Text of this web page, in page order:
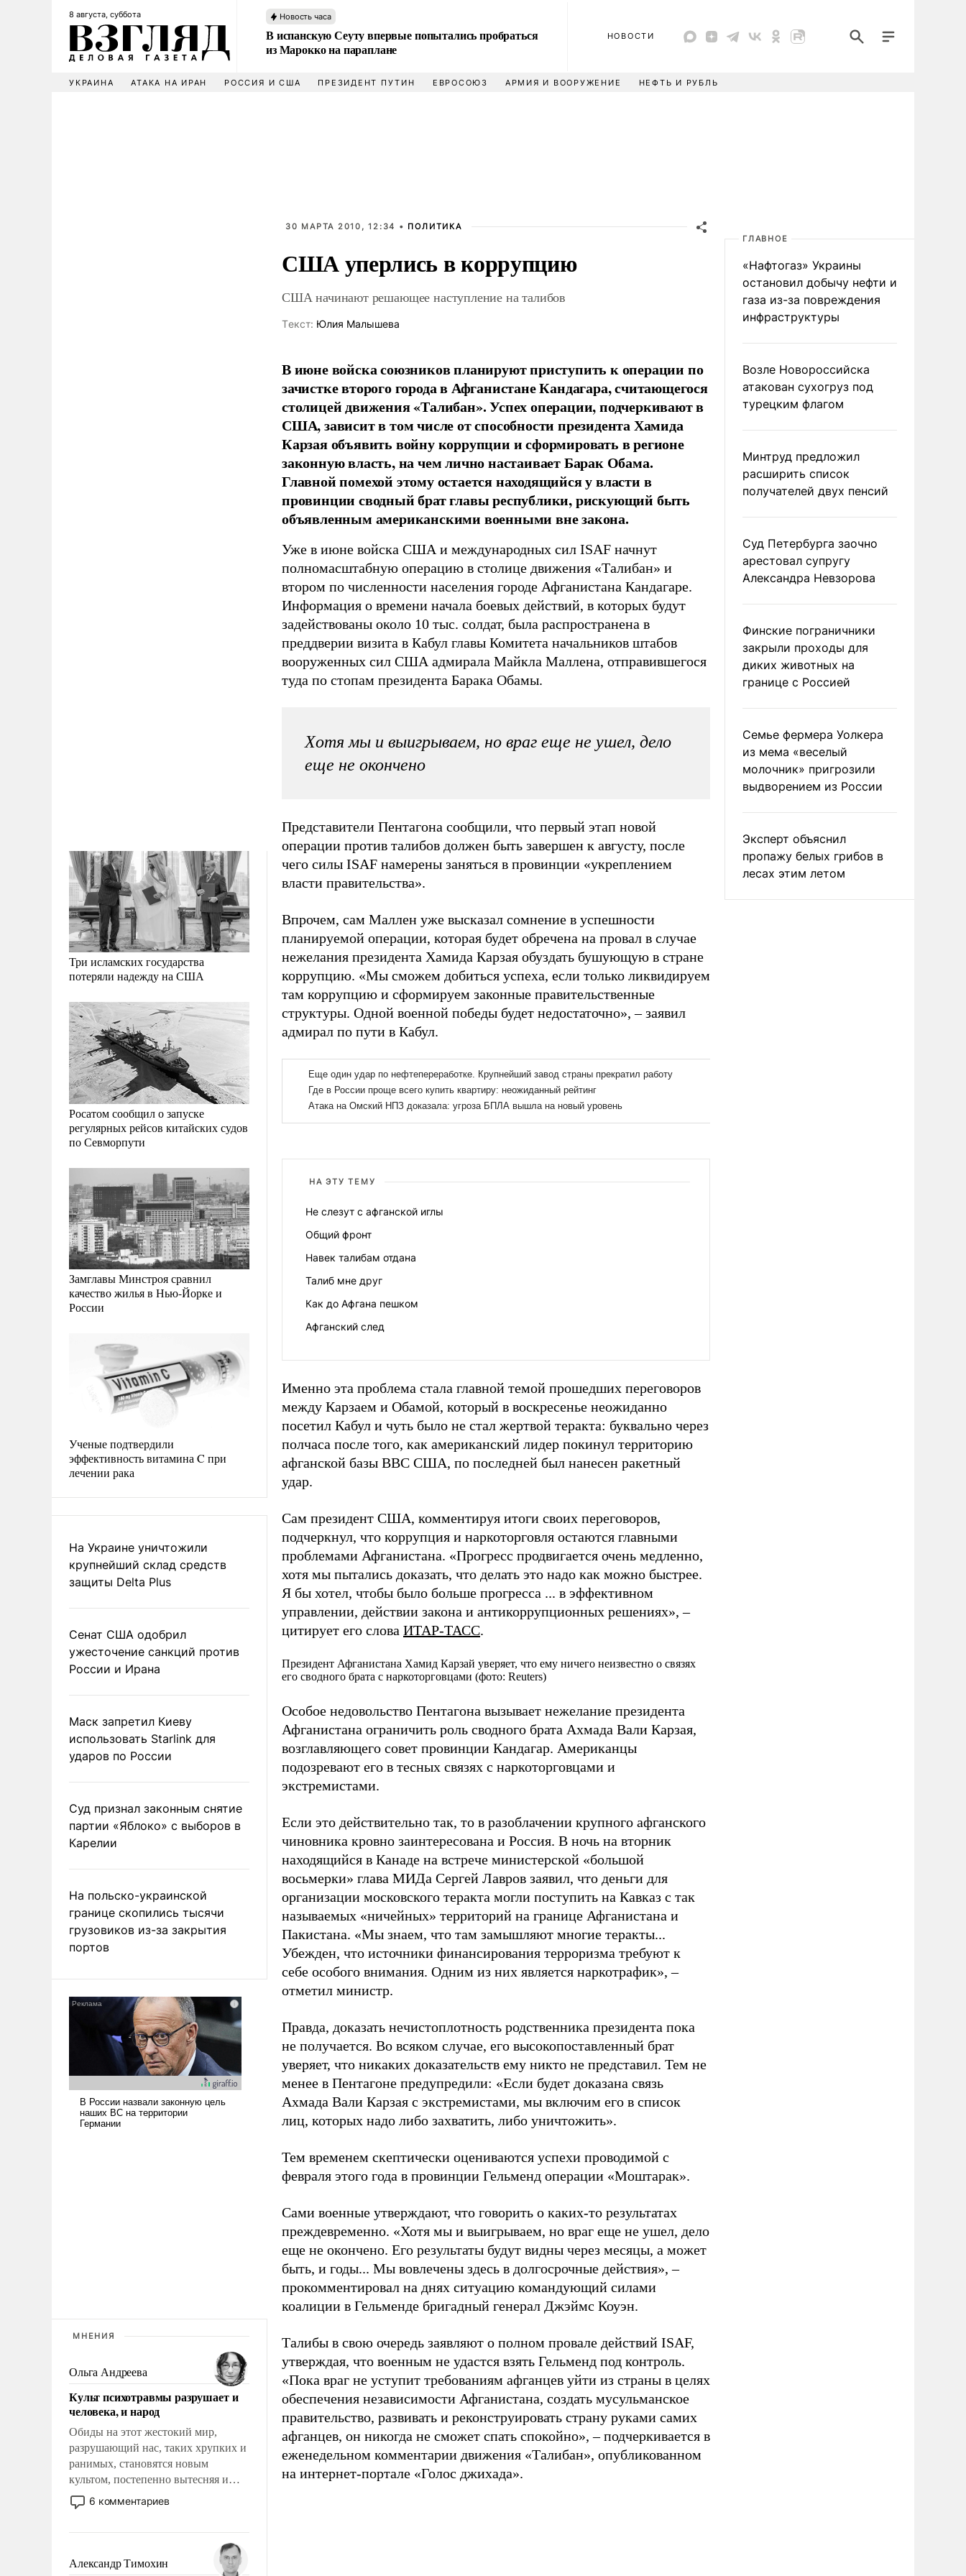
8 августа, суббота Новость часа
В испанскую Сеуту впервые попытались пробраться
из Марокко на параплане
НОВОСТИ
УКРАИНА АТАКА НА ИРАН РОССИЯ И США ПРЕЗИДЕНТ ПУТИН ЕВРОСОЮЗ АРМИЯ И ВООРУЖЕНИЕ НЕФТЬ И РУБЛЬ
Три исламских государства
потеряли надежду на США
Росатом сообщил о запуске
регулярных рейсов китайских судов
по Севморпути
Замглавы Минстроя сравнил
качество жилья в Нью-Йорке и
России
Ученые подтвердили
эффективность витамина C при
лечении рака
На Украине уничтожили
крупнейший склад средств
защиты Delta Plus
Сенат США одобрил
ужесточение санкций против
России и Ирана
Маск запретил Киеву
использовать Starlink для
ударов по России
Суд признал законным снятие
партии «Яблоко» с выборов в
Карелии
На польско-украинской
границе скопились тысячи
грузовиков из-за закрытия
портов
МНЕНИЯ
Ольга Андреева
Культ психотравмы разрушает и
человека, и народ
Обиды на этот жестокий мир,
разрушающий нас, таких хрупких и
ранимых, становятся новым
культом, постепенно вытесняя и
отменяя традиционное требование к
человеку – быть мужественным и
на себя ответственность, помогать
слабым, идти вперед и
6 комментариев
Александр Тимохин
30 МАРТА 2010, 12:34 • ПОЛИТИКА
США уперлись в коррупцию
США начинают решающее наступление на талибов
Tекст: Юлия Малышева
В июне войска союзников планируют приступить к операции по
зачистке второго города в Афганистане Кандагара, считающегося
столицей движения «Талибан». Успех операции, подчеркивают в
США, зависит в том числе от способности президента Хамида
Карзая объявить войну коррупции и сформировать в регионе
законную власть, на чем лично настаивает Барак Обама.
Главной помехой этому остается находящийся у власти в
провинции сводный брат главы республики, рискующий быть
объявленным американскими военными вне закона.
Уже в июне войска США и международных сил ISAF начнут
полномасштабную операцию в столице движения «Талибан» и
втором по численности населения городе Афганистана Кандагаре.
Информация о времени начала боевых действий, в которых будут
задействованы около 10 тыс. солдат, была распространена в
преддверии визита в Кабул главы Комитета начальников штабов
вооруженных сил США адмирала Майкла Маллена, отправившегося
туда по стопам президента Барака Обамы.
Хотя мы и выигрываем, но враг еще не ушел, дело
еще не окончено
Представители Пентагона сообщили, что первый этап новой
операции против талибов должен быть завершен к августу, после
чего силы ISAF намерены заняться в провинции «укреплением
власти правительства».
Впрочем, сам Маллен уже высказал сомнение в успешности
планируемой операции, которая будет обречена на провал в случае
нежелания президента Хамида Карзая обуздать бушующую в стране
коррупцию. «Мы сможем добиться успеха, если только ликвидируем
там коррупцию и сформируем законные правительственные
структуры. Одной военной победы будет недостаточно», – заявил
адмирал по пути в Кабул.
НА ЭТУ ТЕМУ
Не слезут с афганской иглы
Общий фронт
Навек талибам отдана
Талиб мне друг
Как до Афгана пешком
Афганский след
Именно эта проблема стала главной темой прошедших переговоров
между Карзаем и Обамой, который в воскресенье неожиданно
посетил Кабул и чуть было не стал жертвой теракта: буквально через
полчаса после того, как американский лидер покинул территорию
афганской базы ВВС США, по последней был нанесен ракетный
удар.
Сам президент США, комментируя итоги своих переговоров,
подчеркнул, что коррупция и наркоторговля остаются главными
проблемами Афганистана. «Прогресс продвигается очень медленно,
хотя мы пытались доказать, что делать это надо как можно быстрее.
Я бы хотел, чтобы было больше прогресса ... в эффективном
управлении, действии закона и антикоррупционных решениях», –
цитирует его слова ИТАР-ТАСС.
Президент Афганистана Хамид Карзай уверяет, что ему ничего неизвестно о связях
его сводного брата с наркоторговцами (фото: Reuters)
Особое недовольство Пентагона вызывает нежелание президента
Афганистана ограничить роль сводного брата Ахмада Вали Карзая,
возглавляющего совет провинции Кандагар. Американцы
подозревают его в тесных связях с наркоторговцами и
экстремистами.
Если это действительно так, то в разоблачении крупного афганского
чиновника кровно заинтересована и Россия. В ночь на вторник
находящийся в Канаде на встрече министерской «большой
восьмерки» глава МИДа Сергей Лавров заявил, что деньги для
организации московского теракта могли поступить на Кавказ с так
называемых «ничейных» территорий на границе Афганистана и
Пакистана. «Мы знаем, что там замышляют многие теракты...
Убежден, что источники финансирования терроризма требуют к
себе особого внимания. Одним из них является наркотрафик», –
отметил министр.
Правда, доказать нечистоплотность родственника президента пока
не получается. Во всяком случае, его высокопоставленный брат
уверяет, что никаких доказательств ему никто не представил. Тем не
менее в Пентагоне предупредили: «Если будет доказана связь
Ахмада Вали Карзая с экстремистами, мы включим его в список
лиц, которых надо либо захватить, либо уничтожить».
Тем временем скептически оцениваются успехи проводимой с
февраля этого года в провинции Гельменд операции «Моштарак».
Сами военные утверждают, что говорить о каких-то результатах
преждевременно. «Хотя мы и выигрываем, но враг еще не ушел, дело
еще не окончено. Его результаты будут видны через месяцы, а может
быть, и годы... Мы вовлечены здесь в долгосрочные действия», –
прокомментировал на днях ситуацию командующий силами
коалиции в Гельменде бригадный генерал Джэймс Коуэн.
Талибы в свою очередь заявляют о полном провале действий ISAF,
утверждая, что военным не удастся взять Гельменд под контроль.
«Пока враг не уступит требованиям афганцев уйти из страны в целях
обеспечения независимости Афганистана, создать мусульманское
правительство, развивать и реконструировать страну руками самих
афганцев, он никогда не сможет спать спокойно», – подчеркивается в
еженедельном комментарии движения «Талибан», опубликованном
на интернет-портале «Голос джихада».
ГЛАВНОЕ
«Нафтогаз» Украины
остановил добычу нефти и
газа из-за повреждения
инфраструктуры
Возле Новороссийска
атакован сухогруз под
турецким флагом
Минтруд предложил
расширить список
получателей двух пенсий
Суд Петербурга заочно
арестовал супругу
Александра Невзорова
Финские пограничники
закрыли проходы для
диких животных на
границе с Россией
Семье фермера Уолкера
из мема «веселый
молочник» пригрозили
выдворением из России
Эксперт объяснил
пропажу белых грибов в
лесах этим летом